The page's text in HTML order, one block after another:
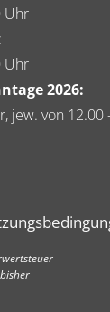
Uhr
Uhr
2026:
jew. von 12.00